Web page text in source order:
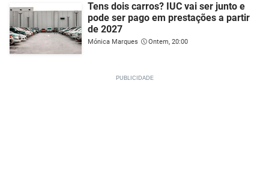
Tens dois carros? IUC vai ser junto e
pode ser pago em prestações a partir
de 2027
Mónica Marques Ontem, 20:00